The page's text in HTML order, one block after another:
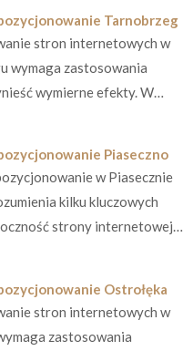
Tarnobrzeg
stron internetowych w
wymaga zastosowania
wymierne efekty. W…
Piaseczno
w Piasecznie
kilku kluczowych
strony internetowej…
Ostrołęka
stron internetowych w
zastosowania